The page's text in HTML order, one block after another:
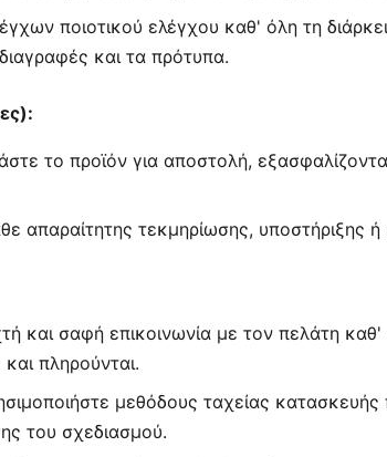
ποιοτικού ελέγχου καθ' όλη τη
και τα πρότυπα.
το προϊόν για αποστολή,
απαραίτητης τεκμηρίωσης, υποστήριξης ή
και σαφή επικοινωνία με τον πελάτη καθ'
πληρούνται.
μεθόδους ταχείας
του σχεδιασμού.